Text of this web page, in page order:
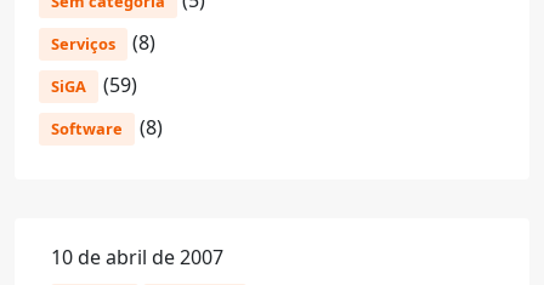
Serviços (8)
SiGA (59)
Software (8)
10 de abril de 2007